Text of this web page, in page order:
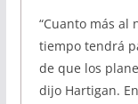
“Cuanto más al
tiempo tendrá
de que los
dijo Hartigan.